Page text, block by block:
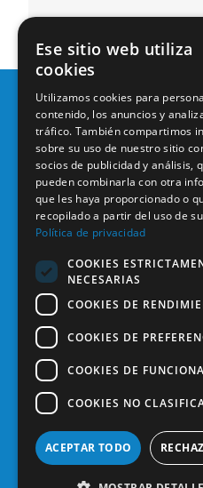
C/ Mauricio Legendre, 38
28046 Madrid
91 561 29 05
informacion@coem.org.es
© 2025
Ese sitio web utiliza
cookies
Utilizamos cookies para
contenido, los anuncios y
tráfico. También compartimos
sobre su uso de nuestro sitio
socios de publicidad y análisis,
pueden combinarla con otra
que les haya proporcionado o
recopilado a partir del uso de
Política de privacidad
COOKIES
NECESARIAS
COOKIES DE
COOKIES DE
COOKIES DE
COOKIES NO
ACEPTAR TODO